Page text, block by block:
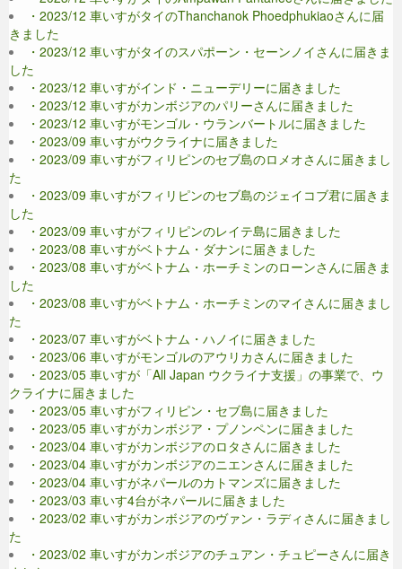
・2023/12 車いすがタイのThanchanok Phoedphukiaoさんに届
きました
・2023/12 車いすがタイのスパポーン・セーンノイさんに届きま
した
・2023/12 車いすがインド・ニューデリーに届きました
・2023/12 車いすがカンボジアのパリーさんに届きました
・2023/12 車いすがモンゴル・ウランバートルに届きました
・2023/09 車いすがウクライナに届きました
・2023/09 車いすがフィリピンのセブ島のロメオさんに届きまし
た
・2023/09 車いすがフィリピンのセブ島のジェイコブ君に届きま
した
・2023/09 車いすがフィリピンのレイテ島に届きました
・2023/08 車いすがベトナム・ダナンに届きました
・2023/08 車いすがベトナム・ホーチミンのローンさんに届きま
した
・2023/08 車いすがベトナム・ホーチミンのマイさんに届きまし
た
・2023/07 車いすがベトナム・ハノイに届きました
・2023/06 車いすがモンゴルのアウリカさんに届きました
・2023/05 車いすが「All Japan ウクライナ支援」の事業で、ウ
クライナに届きました
・2023/05 車いすがフィリピン・セブ島に届きました
・2023/05 車いすがカンボジア・プノンペンに届きました
・2023/04 車いすがカンボジアのロタさんに届きました
・2023/04 車いすがカンボジアのニエンさんに届きました
・2023/04 車いすがネパールのカトマンズに届きました
・2023/03 車いす4台がネパールに届きました
・2023/02 車いすがカンボジアのヴァン・ラディさんに届きまし
た
・2023/02 車いすがカンボジアのチュアン・チュピーさんに届き